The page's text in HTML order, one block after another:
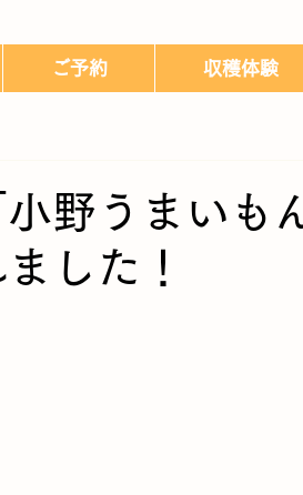
ご予約 収穫体験
野うまいも
した！